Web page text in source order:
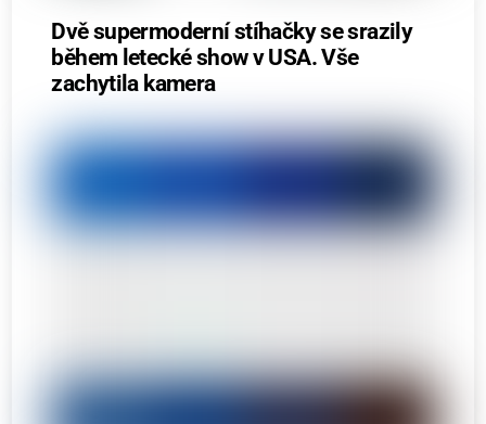
Dvě supermoderní stíhačky se srazily
během letecké show v USA. Vše
zachytila kamera